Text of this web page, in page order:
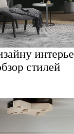
стилей